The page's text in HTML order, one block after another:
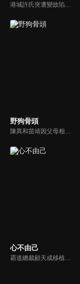
野狗骨頭
陳異和苗靖因父母相識而結緣，起初陳異對苗靖有著很深的敵意，直到一次受傷，苗靖的善良讓兩人關係開始轉變。然而好景不常，隨著陳父去世、苗母消失，兩個孩子卻不得不相依為命，異樣的情愫也隨著時間滋長。當苗靖終於認清感情，準備向陳異告白，陳異卻突然捲入一起縱火案，一切都突然變了調...
心不由己
霸道總裁顧天成移植心臟後竟然愛上了職場對頭秘書林嘉琪，兩人逐漸在工作生活中意識到對方的心意，朝著共同的目標並肩作戰。